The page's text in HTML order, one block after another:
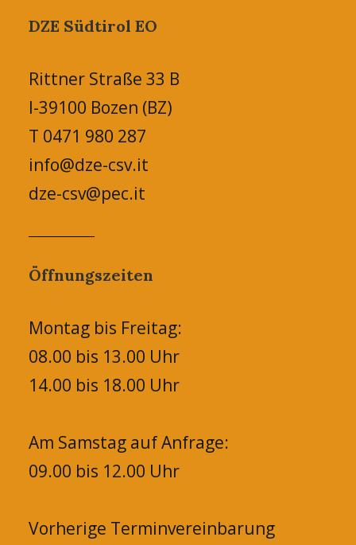
DZE Südtirol EO
Rittner Straße 33 B
I-39100 Bozen (BZ)
T 0471 980 287
info@dze-csv.it
dze-csv@pec.it
Öffnungszeiten
Montag bis Freitag:
08.00 bis 13.00 Uhr
14.00 bis 18.00 Uhr
Am Samstag auf Anfrage:
09.00 bis 12.00 Uhr
Vorherige Terminvereinbarung